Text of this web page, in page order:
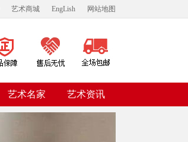
艺术商城 EngLish 网站地图
艺术名家 艺术资讯